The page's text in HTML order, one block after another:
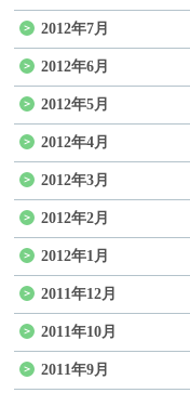
2012年7月
2012年6月
2012年5月
2012年4月
2012年3月
2012年2月
2012年1月
2011年12月
2011年10月
2011年9月